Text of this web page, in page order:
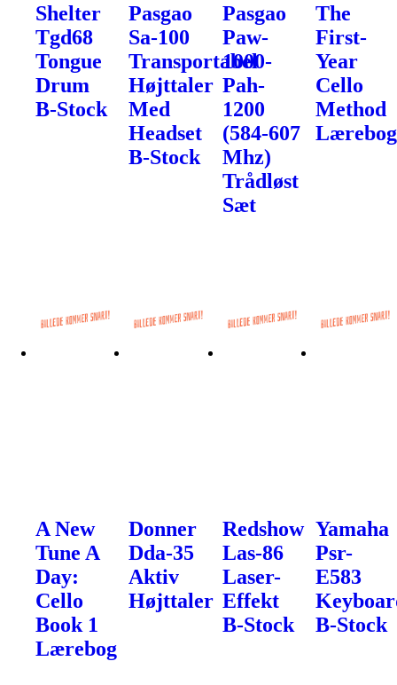
Shelter
Tgd68
Tongue
Drum
B-Stock
Pasgao
Sa-100
Transportabel
Højttaler
Med
Headset
B-Stock
Pasgao
Paw-
1000-
Pah-
1200
(584-607
Mhz)
Trådløst
Sæt
The
First-
Year
Cello
Method
Lærebog
A New
Tune A
Day:
Cello
Book 1
Lærebog
Donner
Dda-35
Aktiv
Højttaler
Redshow
Las-86
Laser-
Effekt
B-Stock
Yamaha
Psr-
E583
B-Stock